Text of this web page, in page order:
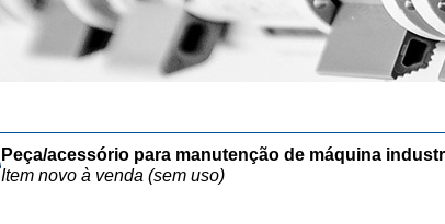
Peça/acessório para manutenção de máquina
Item novo à venda (sem uso)